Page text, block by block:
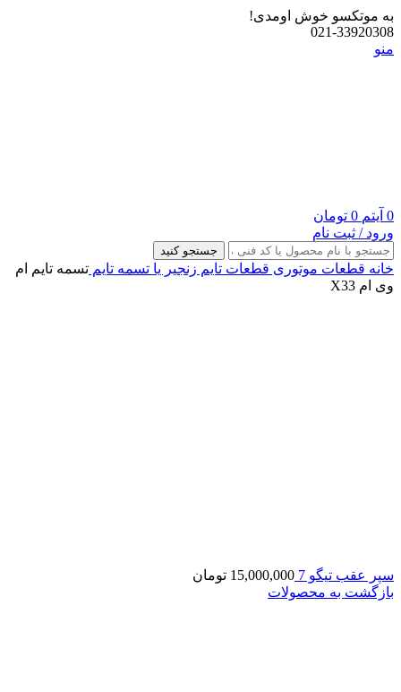
به موتکسو خوش اومدی!
021-33920308
منو
0 آیتم 0 تومان
ورود / ثبت نام
جستجو کنید
خانه قطعات موتوری قطعات تایم زنجیر یا تسمه تایم تسمه تایم ام
وی ام X33
سپر عقب تیگو 7 15,000,000 تومان
بازگشت به محصولات